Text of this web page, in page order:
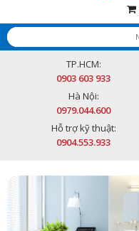
TP.HCM:
0903 603 933
Hà Nội:
0979.044.600
Hỗ trợ kỹ thuật:
0904.553.933